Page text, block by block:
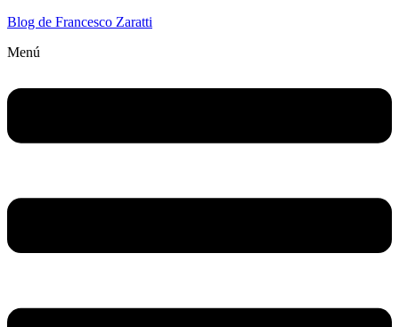
Blog de Francesco Zaratti
Menú